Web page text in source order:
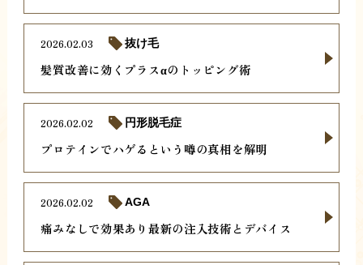
髪質改善に効くプラスαのトッピング術
2026.02.03 抜け毛
プロテインでハゲるという噂の真相を解明
2026.02.02 円形脱毛症
痛みなしで効果あり最新の注入技術とデバイス
2026.02.02 AGA